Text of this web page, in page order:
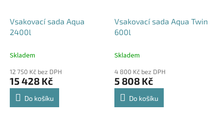
Vsakovací sada Aqua
2400l
Skladem
12 750 Kč bez DPH
15 428 Kč
Do košíku
Vsakovací sada Aqua Twin
600l
Skladem
4 800 Kč bez DPH
5 808 Kč
Do košíku